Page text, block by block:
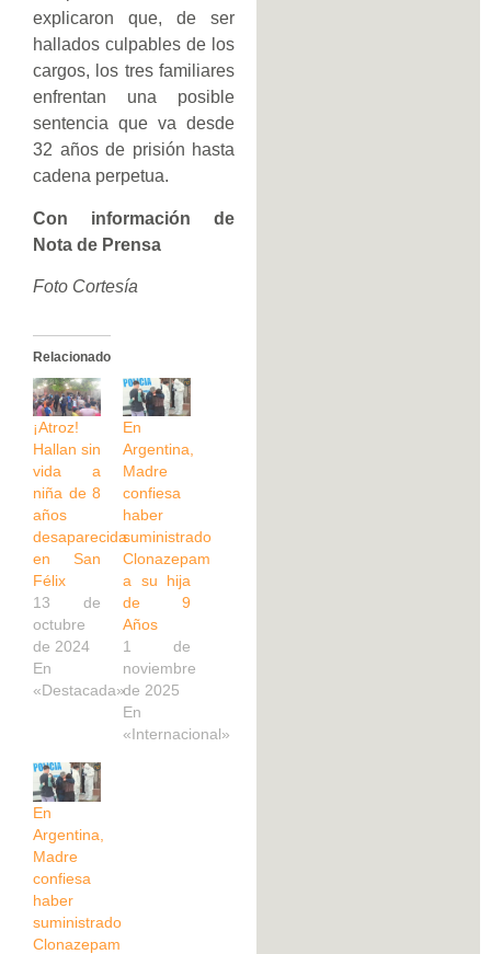
explicaron que, de ser
hallados culpables de los
cargos, los tres familiares
enfrentan una posible
sentencia que va desde
32 años de prisión hasta
cadena perpetua.
Con información de
Nota de Prensa
Foto Cortesía
Relacionado
¡Atroz!
Hallan sin
vida a
niña de 8
años
desaparecida
en San
Félix
13 de
octubre
de 2024
En
«Destacada»
En
Argentina,
Madre
confiesa
haber
suministrado
Clonazepam
a su hija
de 9
Años
1 de
noviembre
de 2025
En
«Internacional»
En
Argentina,
Madre
confiesa
haber
suministrado
Clonazepam